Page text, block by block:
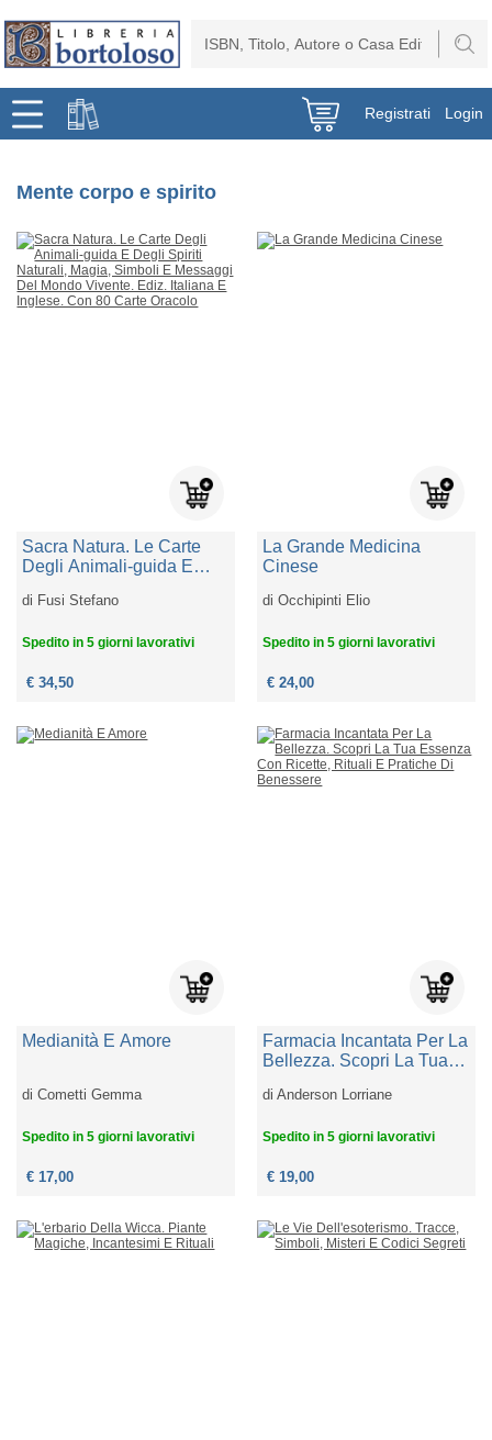
Registrati Login
Mente corpo e spirito
Sacra Natura. Le Carte
Degli Animali-guida E
Magia, Simboli E
Vivente. Ediz. Italiana E
Oracolo
di Fusi Stefano
Spedito in 5 giorni lavorativi
€ 34,50
La Grande Medicina
Cinese
diOcchipinti Elio
Spedito in 5 giorni lavorativi
€ 24,00
Medianità E Amore
diCometti Gemma
Spedito in 5 giorni lavorativi
€ 17,00
Farmacia Incantata Per La
Bellezza. Scopri La Tua
Rituali E Pratiche Di
diAnderson Lorriane
Spedito in 5 giorni lavorativi
€ 19,00